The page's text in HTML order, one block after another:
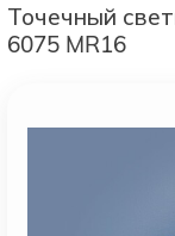
Точечный
6075 MR16